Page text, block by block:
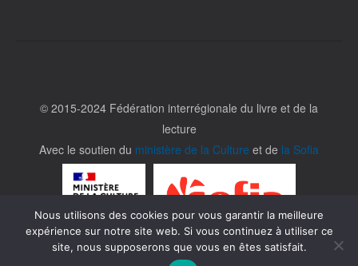
© 2015-2024 Fédération interrégionale du livre et de la
lecture
Avec le soutien du ministère de la Culture et de la Sofia
Nous utilisons des cookies pour vous garantir la meilleure
expérience sur notre site web. Si vous continuez à utiliser ce
site, nous supposerons que vous en êtes satisfait.